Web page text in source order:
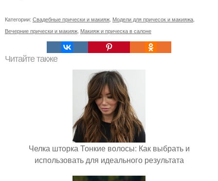
Категории: Свадебные прически и макияж Модели для причесок и макияжа
Вечерние прически и макияж Макияж и прическа в салоне
Читайте также
Челка шторка Тонкие волосы: Как выбрать и
использовать для идеального результата